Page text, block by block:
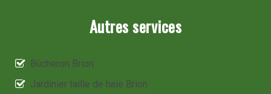
Autres services
Bûcheron Brion
Jardinier taille de haie Brion